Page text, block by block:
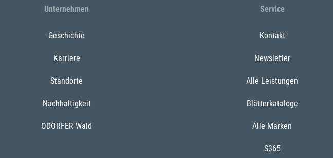
Unternehmen
Geschichte
Karriere
Standorte
Nachhaltigkeit
ODÖRFER Wald
Service
Kontakt
Newsletter
Alle Leistungen
Blätterkataloge
Alle Marken
S365